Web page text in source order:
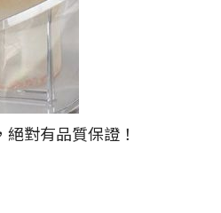
對有品質保證！